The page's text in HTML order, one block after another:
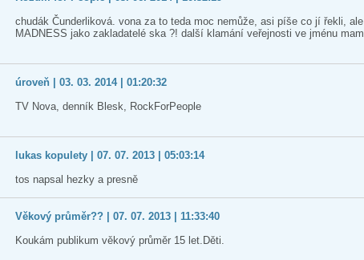
chudák Čunderliková. vona za to teda moc nemůže, asi píše co jí řekli, ale
MADNESS jako zakladatelé ska ?! další klamání veřejnosti ve jménu
úroveň | 03. 03. 2014 | 01:20:32
TV Nova, denník Blesk, RockForPeople
lukas kopulety | 07. 07. 2013 | 05:03:14
tos napsal hezky a presně
Věkový průměr?? | 07. 07. 2013 | 11:33:40
Koukám publikum věkový průměr 15 let.Děti.